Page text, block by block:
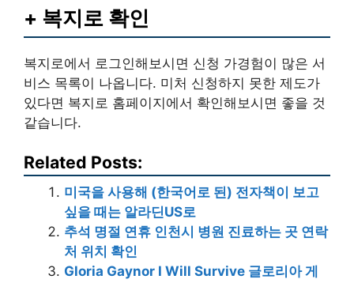
+ 복지로 확인
복지로에서 로그인해보시면 신청 가경험이 많은 서
비스 목록이 나옵니다. 미처 신청하지 못한 제도가
있다면 복지로 홈페이지에서 확인해보시면 좋을 것
같습니다.
Related Posts:
미국을 사용해 (한국어로 된) 전자책이 보고
싶을 때는 알라딘US로
추석 명절 연휴 인천시 병원 진료하는 곳 연락
처 위치 확인
Gloria Gaynor I Will Survive 글로리아 게